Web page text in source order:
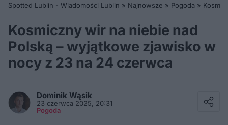
Spotted Lublin - Wiadomości Lublin » Najnowsze » Pogoda »
Kosmiczny wir na niebie nad
Polską – wyjątkowe zjawisko w
nocy z 23 na 24 czerwca
Dominik Wąsik
23 czerwca 2025, 20:31
Pogoda